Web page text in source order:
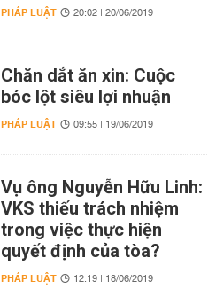
PHÁP LUẬT 20:02 | 20/06/2019
Chăn dắt ăn xin: Cuộc
bóc lột siêu lợi nhuận
PHÁP LUẬT 09:55 | 19/06/2019
Vụ ông Nguyễn Hữu Linh:
VKS thiếu trách nhiệm
trong việc thực hiện
quyết định của tòa?
PHÁP LUẬT 12:19 | 18/06/2019